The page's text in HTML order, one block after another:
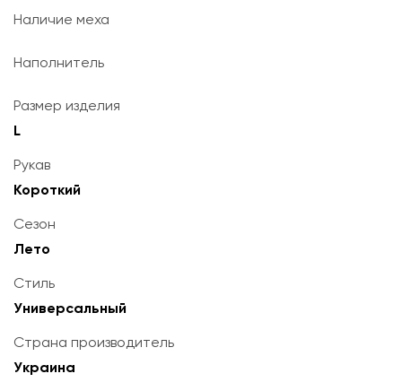
Наличие меха
Наполнитель
Размер изделия
L
Рукав
Короткий
Сезон
Лето
Стиль
Универсальный
Страна производитель
Украина